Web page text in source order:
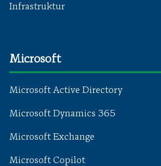
Infrastruktur
Microsoft
Microsoft Active Directory
Microsoft Dynamics 365
Microsoft Exchange
Microsoft Copilot